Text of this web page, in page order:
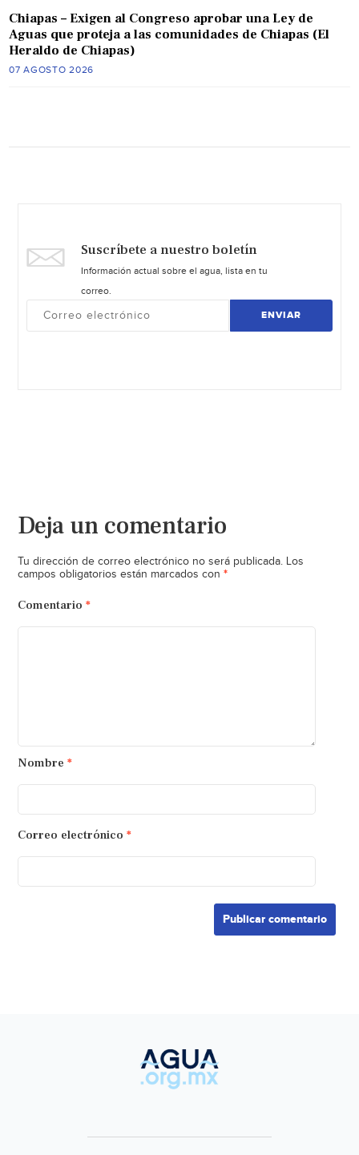
Chiapas – Exigen al Congreso aprobar una Ley de
Aguas que proteja a las comunidades de Chiapas (El
Heraldo de Chiapas)
07 AGOSTO 2026
Suscríbete a nuestro boletín
Información actual sobre el agua, lista en tu
correo.
ENVIAR
Deja un comentario
Tu dirección de correo electrónico no será publicada. Los
campos obligatorios están marcados con *
Comentario *
Nombre *
Correo electrónico *